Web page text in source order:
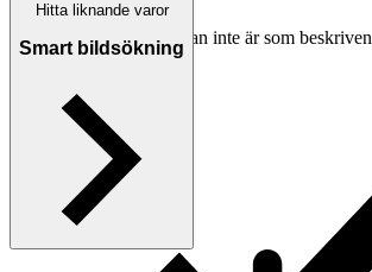
Ersättning om varan inte är som beskriven
Hitta liknande varor
Smart bildsökning